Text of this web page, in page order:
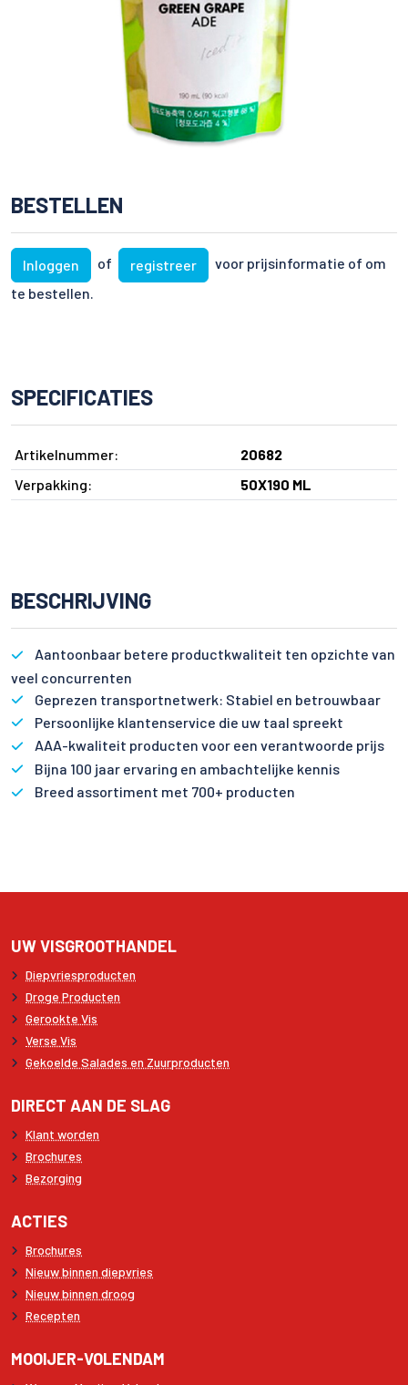
BESTELLEN
Inloggen of registreer
voor prijsinformatie of om
te bestellen.
SPECIFICATIES
Artikelnummer:
20682
Verpakking:
50X190 ML
BESCHRIJVING
Aantoonbaar betere productkwaliteit ten opzichte van
veel concurrenten
Geprezen transportnetwerk: Stabiel en betrouwbaar
Persoonlijke klantenservice die uw taal spreekt
AAA-kwaliteit producten voor een verantwoorde prijs
Bijna 100 jaar ervaring en ambachtelijke kennis
Breed assortiment met 700+ producten
UW VISGROOTHANDEL
Diepvriesproducten
Droge Producten
Gerookte Vis
Verse Vis
Gekoelde Salades en Zuurproducten
DIRECT AAN DE SLAG
Klant worden
Brochures
Bezorging
ACTIES
Brochures
Nieuw binnen diepvries
Nieuw binnen droog
Recepten
MOOIJER-VOLENDAM